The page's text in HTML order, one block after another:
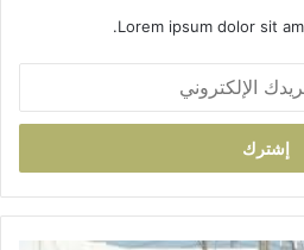
Lorem ipsum dolor sit